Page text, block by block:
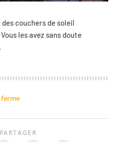
couchers de soleil
les avez sans doute
ferme
PARTAGER